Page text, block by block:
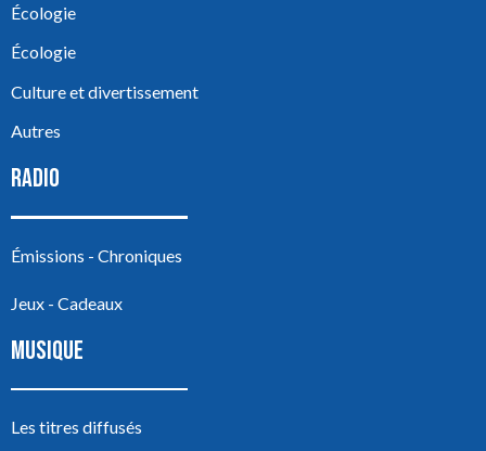
Écologie
Écologie
Culture et divertissement
Autres
RADIO
Émissions - Chroniques
Jeux - Cadeaux
MUSIQUE
Les titres diffusés